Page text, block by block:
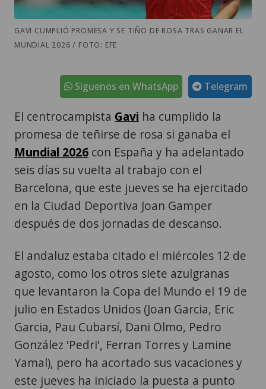
GAVI CUMPLIÓ PROMESA Y SE TIÑO DE ROSA TRAS GANAR EL
MUNDIAL 2026 / FOTO: EFE
Telegram
Síguenos en WhatsApp
El centrocampista Gavi ha cumplido la
promesa de teñirse de rosa si ganaba el
Mundial 2026 con España y ha adelantado
seis días su vuelta al trabajo con el
Barcelona, que este jueves se ha ejercitado
en la Ciudad Deportiva Joan Gamper
después de dos jornadas de descanso.
El andaluz estaba citado el miércoles 12 de
agosto, como los otros siete azulgranas
que levantaron la Copa del Mundo el 19 de
julio en Estados Unidos (Joan Garcia, Eric
Garcia, Pau Cubarsí, Dani Olmo, Pedro
González 'Pedri', Ferran Torres y Lamine
Yamal), pero ha acortado sus vacaciones y
este jueves ha iniciado la puesta a punto